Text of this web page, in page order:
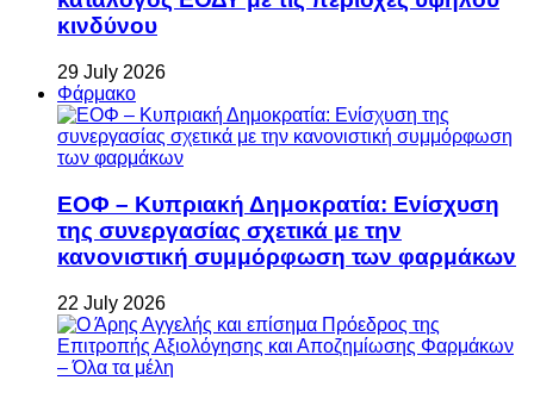
κινδύνου
29 July 2026
Φάρμακο
ΕΟΦ – Κυπριακή Δημοκρατία: Ενίσχυση
της συνεργασίας σχετικά με την
κανονιστική συμμόρφωση των φαρμάκων
22 July 2026